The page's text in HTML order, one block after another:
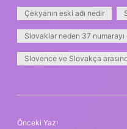
Çekyanın eski adı nedir
Slovaklar neden 37 numarayı
Slovence ve Slovakça
Önceki Yazı